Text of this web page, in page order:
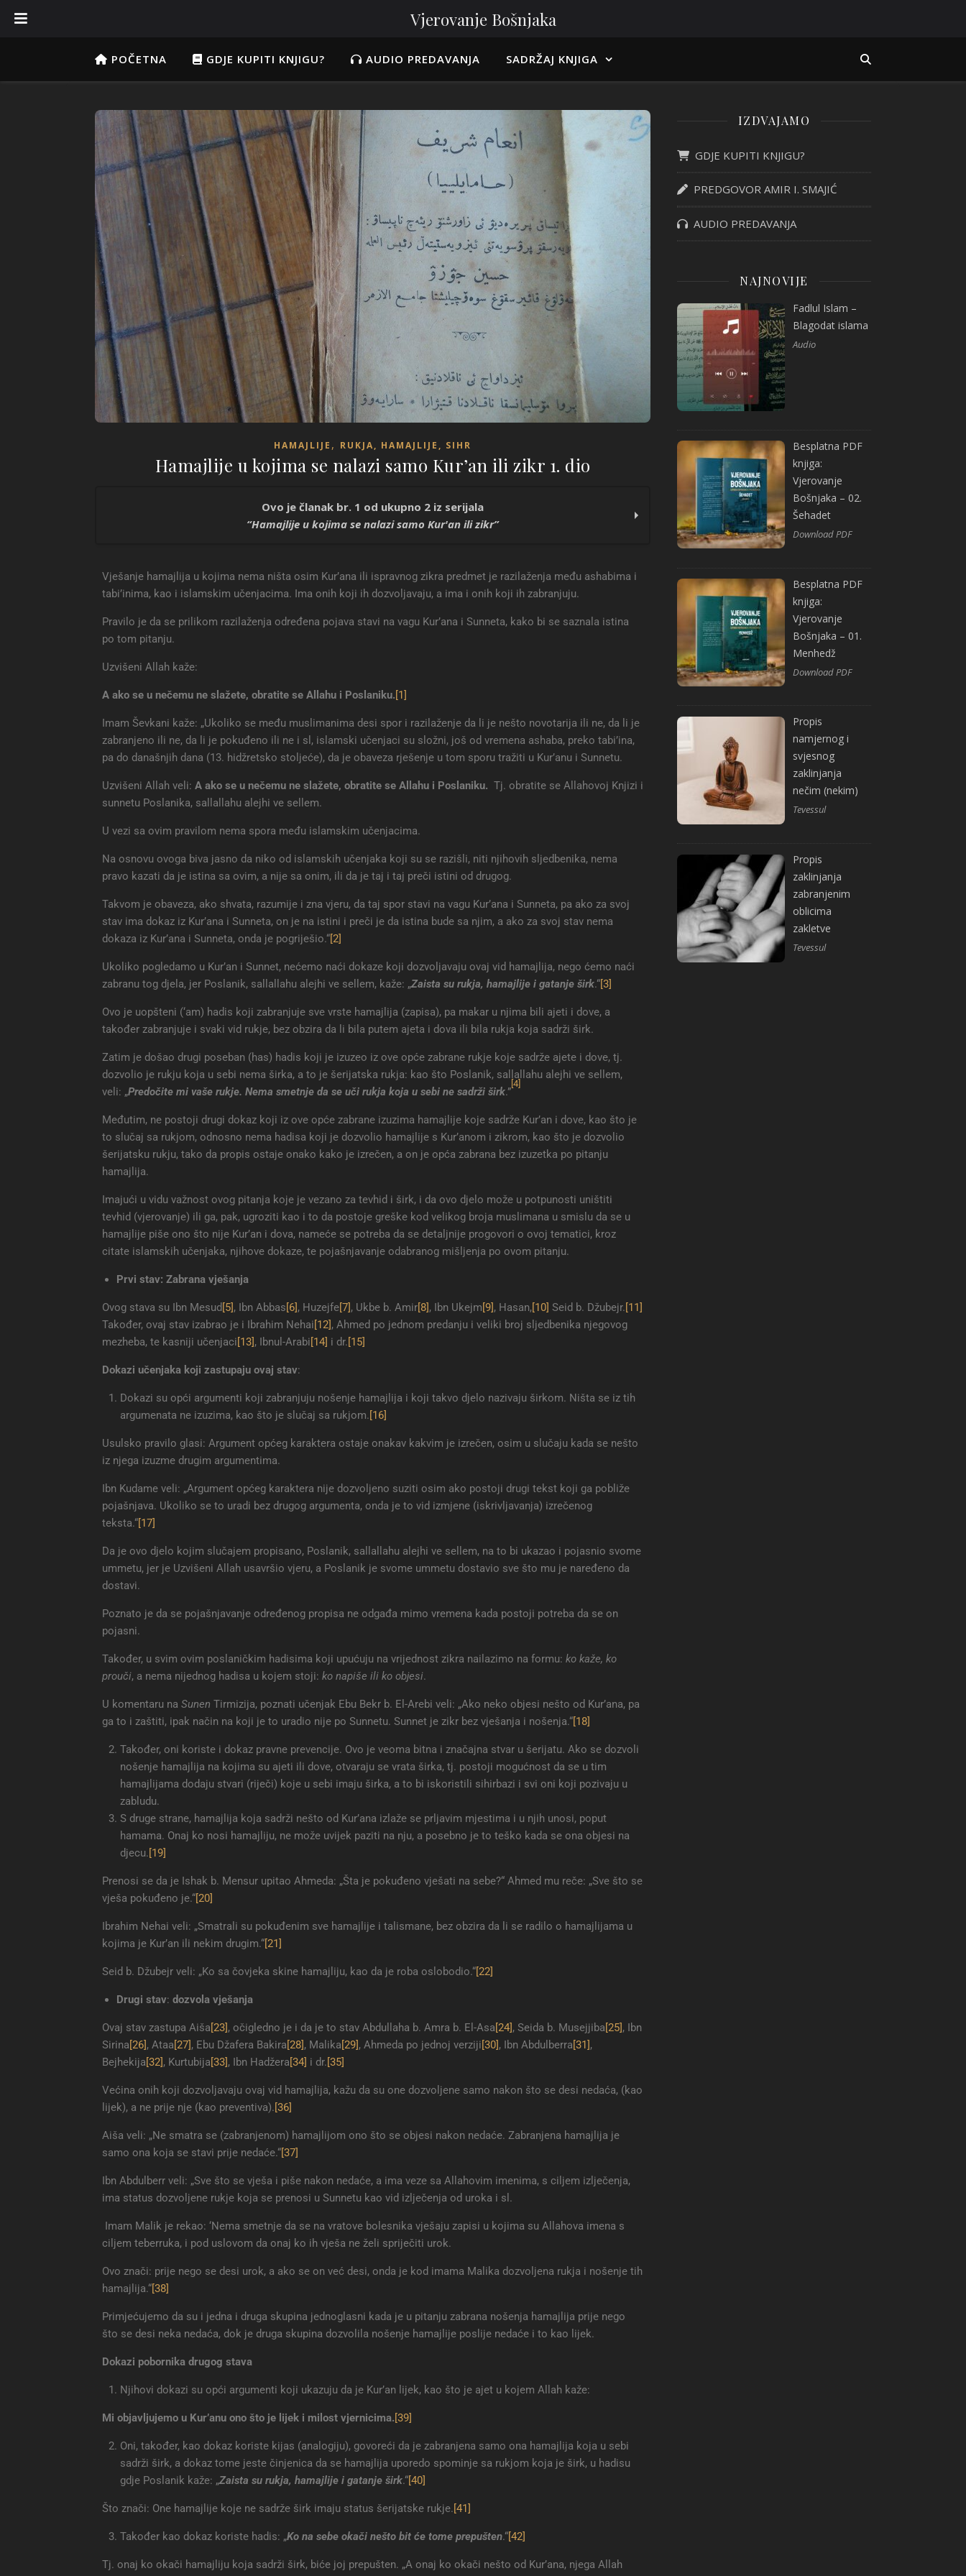
Vjerovanje Bošnjaka
POČETNA GDJE KUPITI KNJIGU? AUDIO PREDAVANJA SADRŽAJ KNJIGA
HAMAJLIJE , RUKJA, HAMAJLIJE, SIHR
Hamajlije u kojima se nalazi samo Kur’an ili zikr 1. dio
Ovo je članak br. 1 od ukupno 2 iz serijala
“Hamajlije u kojima se nalazi samo Kur'an ili zikr”
Hamajlije u kojima se nalazi samo Kur’an ili zikr 2. dio
Vješanje hamajlija u kojima nema ništa osim Kur’ana ili ispravnog zikra predmet je razilaženja među ashabima i
tabi’inima, kao i islamskim učenjacima. Ima onih koji ih dozvoljavaju, a ima i onih koji ih zabranjuju.
Pravilo je da se prilikom razilaženja određena pojava stavi na vagu Kur’ana i Sunneta, kako bi se saznala istina
po tom pitanju.
Uzvišeni Allah kaže:
A ako se u nečemu ne slažete, obratite se Allahu i Poslaniku. [1]
Imam Ševkani kaže: „Ukoliko se među muslimanima desi spor i razilaženje da li je nešto novotarija ili ne, da li je
zabranjeno ili ne, da li je pokuđeno ili ne i sl, islamski učenjaci su složni, još od vremena ashaba, preko tabi’ina,
pa do današnjih dana (13. hidžretsko stoljeće), da je obaveza rješenje u tom sporu tražiti u Kur’anu i Sunnetu.
Uzvišeni Allah veli: A ako se u nečemu ne slažete, obratite se Allahu i Poslaniku. Tj. obratite se Allahovoj Knjizi i
sunnetu Poslanika, sallallahu alejhi ve sellem.
U vezi sa ovim pravilom nema spora među islamskim učenjacima.
Na osnovu ovoga biva jasno da niko od islamskih učenjaka koji su se razišli, niti njihovih sljedbenika, nema
pravo kazati da je istina sa ovim, a nije sa onim, ili da je taj i taj preči istini od drugog.
Takvom je obaveza, ako shvata, razumije i zna vjeru, da taj spor stavi na vagu Kur’ana i Sunneta, pa ako za svoj
stav ima dokaz iz Kur’ana i Sunneta, on je na istini i preči je da istina bude sa njim, a ako za svoj stav nema
dokaza iz Kur’ana i Sunneta, onda je pogriješio.“ [2]
Ukoliko pogledamo u Kur’an i Sunnet, nećemo naći dokaze koji dozvoljavaju ovaj vid hamajlija, nego ćemo naći
zabranu tog djela, jer Poslanik, sallallahu alejhi ve sellem, kaže: „Zaista su rukja, hamajlije i gatanje širk.“ [3]
Ovo je uopšteni (‘am) hadis koji zabranjuje sve vrste hamajlija (zapisa), pa makar u njima bili ajeti i dove, a
također zabranjuje i svaki vid rukje, bez obzira da li bila putem ajeta i dova ili bila rukja koja sadrži širk.
Zatim je došao drugi poseban (has) hadis koji je izuzeo iz ove opće zabrane rukje koje sadrže ajete i dove, tj.
dozvolio je rukju koja u sebi nema širka, a to je šerijatska rukja: kao što Poslanik, sallallahu alejhi ve sellem,
veli: „Predočite mi vaše rukje. Nema smetnje da se uči rukja koja u sebi ne sadrži širk.”
[4]
Međutim, ne postoji drugi dokaz koji iz ove opće zabrane izuzima hamajlije koje sadrže Kur’an i dove, kao što je
to slučaj sa rukjom, odnosno nema hadisa koji je dozvolio hamajlije s Kur’anom i zikrom, kao što je dozvolio
šerijatsku rukju, tako da propis ostaje onako kako je izrečen, a on je opća zabrana bez izuzetka po pitanju
hamajlija.
Imajući u vidu važnost ovog pitanja koje je vezano za tevhid i širk, i da ovo djelo može u potpunosti uništiti
tevhid (vjerovanje) ili ga, pak, ugroziti kao i to da postoje greške kod velikog broja muslimana u smislu da se u
hamajlije piše ono što nije Kur’an i dova, nameće se potreba da se detaljnije progovori o ovoj tematici, kroz
citate islamskih učenjaka, njihove dokaze, te pojašnjavanje odabranog mišljenja po ovom pitanju.
Prvi stav: Zabrana vješanja
Ovog stava su Ibn Mesud [5] , Ibn Abbas [6] , Huzejfe [7] , Ukbe b. Amir [8] , Ibn Ukejm [9] , Hasan, [10] Seid b. Džubejr. [11]
Također, ovaj stav izabrao je i Ibrahim Nehai [12] , Ahmed po jednom predanju i veliki broj sljedbenika njegovog
mezheba, te kasniji učenjaci [13] , Ibnul-Arabi [14] i dr. [15]
Dokazi učenjaka koji zastupaju ovaj stav:
Dokazi su opći argumenti koji zabranjuju nošenje hamajlija i koji takvo djelo nazivaju širkom. Ništa se iz tih
argumenata ne izuzima, kao što je slučaj sa rukjom. [16]
Usulsko pravilo glasi: Argument općeg karaktera ostaje onakav kakvim je izrečen, osim u slučaju kada se nešto
iz njega izuzme drugim argumentima.
Ibn Kudame veli: „Argument općeg karaktera nije dozvoljeno suziti osim ako postoji drugi tekst koji ga pobliže
pojašnjava. Ukoliko se to uradi bez drugog argumenta, onda je to vid izmjene (iskrivljavanja) izrečenog
teksta.“ [17]
Da je ovo djelo kojim slučajem propisano, Poslanik, sallallahu alejhi ve sellem, na to bi ukazao i pojasnio svome
ummetu, jer je Uzvišeni Allah usavršio vjeru, a Poslanik je svome ummetu dostavio sve što mu je naređeno da
dostavi.
Poznato je da se pojašnjavanje određenog propisa ne odgađa mimo vremena kada postoji potreba da se on
pojasni.
Također, u svim ovim poslaničkim hadisima koji upućuju na vrijednost zikra nailazimo na formu: ko kaže, ko
prouči, a nema nijednog hadisa u kojem stoji: ko napiše ili ko objesi.
U komentaru na Sunen Tirmizija, poznati učenjak Ebu Bekr b. El-Arebi veli: „Ako neko objesi nešto od Kur’ana, pa
ga to i zaštiti, ipak način na koji je to uradio nije po Sunnetu. Sunnet je zikr bez vješanja i nošenja.“ [18]
Također, oni koriste i dokaz pravne prevencije. Ovo je veoma bitna i značajna stvar u šerijatu. Ako se dozvoli
nošenje hamajlija na kojima su ajeti ili dove, otvaraju se vrata širka, tj. postoji mogućnost da se u tim
hamajlijama dodaju stvari (riječi) koje u sebi imaju širka, a to bi iskoristili sihirbazi i svi oni koji pozivaju u
zabludu.
S druge strane, hamajlija koja sadrži nešto od Kur’ana izlaže se prljavim mjestima i u njih unosi, poput
hamama. Onaj ko nosi hamajliju, ne može uvijek paziti na nju, a posebno je to teško kada se ona objesi na
djecu. [19]
Prenosi se da je Ishak b. Mensur upitao Ahmeda: „Šta je pokuđeno vješati na sebe?“ Ahmed mu reče: „Sve što se
vješa pokuđeno je.“ [20]
Ibrahim Nehai veli: „Smatrali su pokuđenim sve hamajlije i talismane, bez obzira da li se radilo o hamajlijama u
kojima je Kur’an ili nekim drugim.“ [21]
Seid b. Džubejr veli: „Ko sa čovjeka skine hamajliju, kao da je roba oslobodio.“ [22]
Drugi stav: dozvola vješanja
Ovaj stav zastupa Aiša [23] , očigledno je i da je to stav Abdullaha b. Amra b. El-Asa [24] , Seida b. Musejjiba [25] , Ibn
Sirina [26] , Ataa [27] , Ebu Džafera Bakira [28] , Malika [29] , Ahmeda po jednoj verziji [30] , Ibn Abdulberra [31] ,
Bejhekija [32] , Kurtubija [33] , Ibn Hadžera [34] i dr. [35]
Većina onih koji dozvoljavaju ovaj vid hamajlija, kažu da su one dozvoljene samo nakon što se desi nedaća, (kao
lijek), a ne prije nje (kao preventiva). [36]
Aiša veli: „Ne smatra se (zabranjenom) hamajlijom ono što se objesi nakon nedaće. Zabranjena hamajlija je
samo ona koja se stavi prije nedaće.“ [37]
Ibn Abdulberr veli: „Sve što se vješa i piše nakon nedaće, a ima veze sa Allahovim imenima, s ciljem izlječenja,
ima status dozvoljene rukje koja se prenosi u Sunnetu kao vid izlječenja od uroka i sl.
Imam Malik je rekao: ‘Nema smetnje da se na vratove bolesnika vješaju zapisi u kojima su Allahova imena s
ciljem teberruka, i pod uslovom da onaj ko ih vješa ne želi spriječiti urok.
Ovo znači: prije nego se desi urok, a ako se on već desi, onda je kod imama Malika dozvoljena rukja i nošenje tih
hamajlija.“ [38]
Primjećujemo da su i jedna i druga skupina jednoglasni kada je u pitanju zabrana nošenja hamajlija prije nego
što se desi neka nedaća, dok je druga skupina dozvolila nošenje hamajlije poslije nedaće i to kao lijek.
Dokazi pobornika drugog stava
Njihovi dokazi su opći argumenti koji ukazuju da je Kur’an lijek, kao što je ajet u kojem Allah kaže:
Mi objavljujemo u Kur’anu ono što je lijek i milost vjernicima. [39]
Oni, također, kao dokaz koriste kijas (analogiju), govoreći da je zabranjena samo ona hamajlija koja u sebi
sadrži širk, a dokaz tome jeste činjenica da se hamajlija uporedo spominje sa rukjom koja je širk, u hadisu
gdje Poslanik kaže: „Zaista su rukja, hamajlije i gatanje širk.“ [40]
Što znači: One hamajlije koje ne sadrže širk imaju status šerijatske rukje. [41]
Također kao dokaz koriste hadis: „Ko na sebe okači nešto bit će tome prepušten.“ [42]
Tj. onaj ko okači hamajliju koja sadrži širk, biće joj prepušten. „A onaj ko okači nešto od Kur’ana, njega Allah
IZDVAJAMO
GDJE KUPITI KNJIGU?
PREDGOVOR AMIR I. SMAJIĆ
AUDIO PREDAVANJA
NAJNOVIJE
Fadlul Islam –
Blagodat islama
Audio
Besplatna PDF
knjiga:
Vjerovanje
Bošnjaka – 02.
Šehadet
Download PDF
Besplatna PDF
knjiga:
Vjerovanje
Bošnjaka – 01.
Menhedž
Download PDF
Propis
namjernog i
svjesnog
zaklinjanja
nečim (nekim)
Tevessul
Propis
zaklinjanja
zabranjenim
oblicima
zakletve
Tevessul